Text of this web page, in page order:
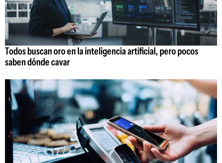
Todos buscan oro en la inteligencia artificial, pero pocos
saben dónde cavar